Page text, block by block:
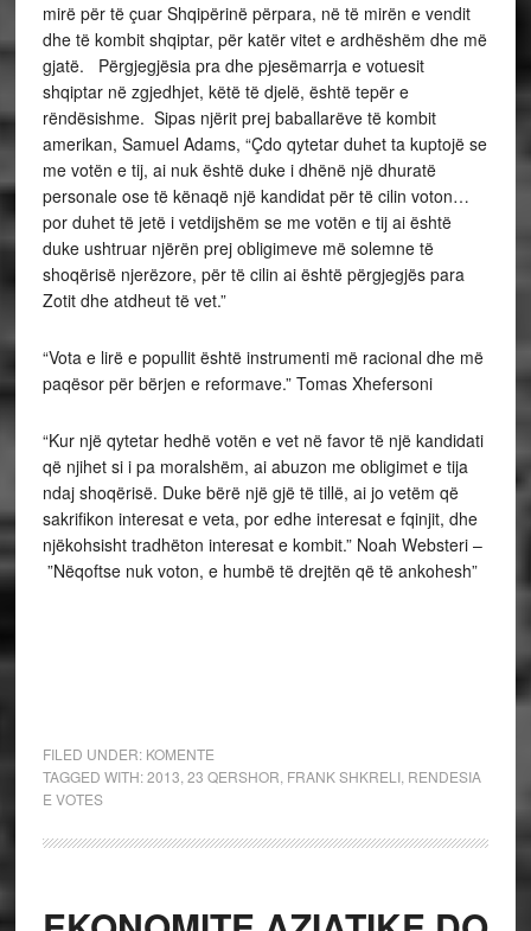
mirë për të çuar Shqipërinë përpara, në të mirën e vendit
dhe të kombit shqiptar, për katër vitet e ardhëshëm dhe më
gjatë. Përgjegjësia pra dhe pjesëmarrja e votuesit
shqiptar në zgjedhjet, këtë të djelë, është tepër e
rëndësishme. Sipas njërit prej baballarëve të kombit
amerikan, Samuel Adams, “Çdo qytetar duhet ta kuptojë se
me votën e tij, ai nuk është duke i dhënë një dhuratë
personale ose të kënaqë një kandidat për të cilin voton…
por duhet të jetë i vetdijshëm se me votën e tij ai është
duke ushtruar njërën prej obligimeve më solemne të
shoqërisë njerëzore, për të cilin ai është përgjegjës para
Zotit dhe atdheut të vet.”
“Vota e lirë e popullit është instrumenti më racional dhe më
paqësor për bërjen e reformave.” Tomas Xhefersoni
“Kur një qytetar hedhë votën e vet në favor të një kandidati
që njihet si i pa moralshëm, ai abuzon me obligimet e tija
ndaj shoqërisë. Duke bërë një gjë të tillë, ai jo vetëm që
sakrifikon interesat e veta, por edhe interesat e fqinjit, dhe
njëkohsisht tradhëton interesat e kombit.” Noah Websteri –
”Nëqoftse nuk voton, e humbë të drejtën që të ankohesh”
FILED UNDER: KOMENTE
TAGGED WITH:2013 23 QERSHOR FRANK SHKRELI, RENDESIA
E VOTES